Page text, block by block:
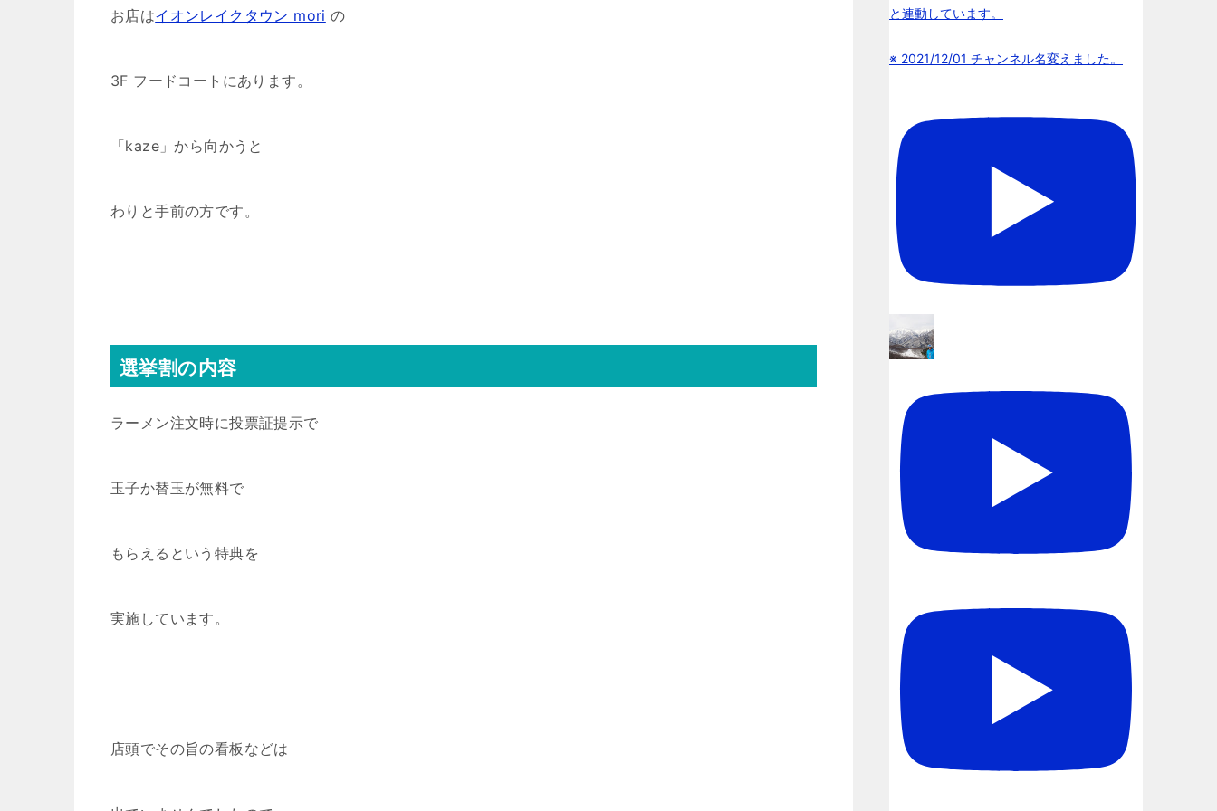
お店はイオンレイクタウン mori の
3F フードコートにあります。
「kaze」から向かうと
わりと手前の方です。
選挙割の内容
ラーメン注文時に投票証提示で
玉子か替玉が無料で
もらえるという特典を
実施しています。
店頭でその旨の看板などは
と連動しています。
※ 2021/12/01 チャンネル名変えました。